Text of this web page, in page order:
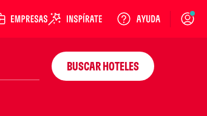
Login
BUSCAR HOTELES